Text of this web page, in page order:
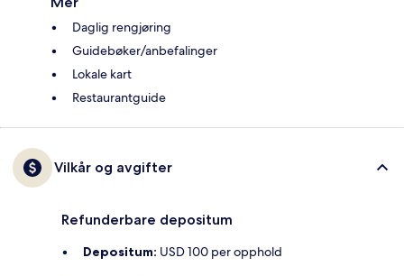
Daglig rengjøring
Guidebøker/anbefalinger
Lokale kart
Restaurantguide
Vilkår og avgifter
Refunderbare depositum
Depositum: USD 100 per opphold